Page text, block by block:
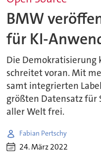
BMW
für KI-
Die
schreitet voran. Mit
samt integrierten
größten Datensatz für
aller Welt frei.
Fabian Pertschy
24. März 2022